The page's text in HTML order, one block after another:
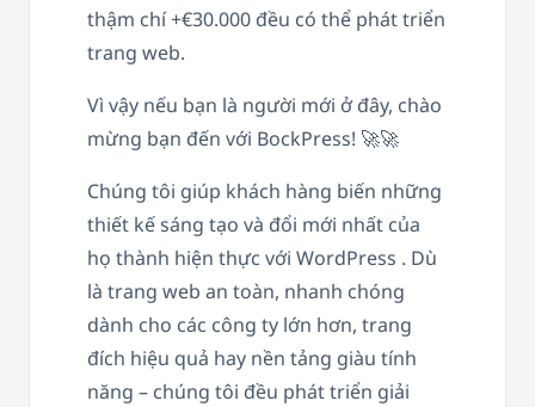
thậm chí +€30.000 đều có thể phát triển
trang web.
Vì vậy nếu bạn là người mới ở đây, chào
mừng bạn đến với BockPress! 🚀🚀
Chúng tôi giúp khách hàng biến những
thiết kế sáng tạo và đổi mới nhất của
họ thành hiện thực với WordPress . Dù
là trang web an toàn, nhanh chóng
dành cho các công ty lớn hơn, trang
đích hiệu quả hay nền tảng giàu tính
năng – chúng tôi đều phát triển giải